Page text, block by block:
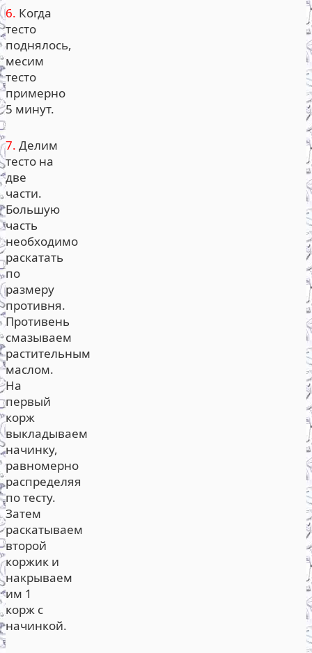
6. Когда
тесто
поднялось,
месим
тесто
примерно
5 минут.
7. Делим
тесто на
две
части.
Большую
часть
необходимо
раскатать
по
размеру
противня.
Противень
смазываем
растительным
маслом.
На
первый
корж
выкладываем
начинку,
равномерно
распределяя
по тесту.
Затем
раскатываем
второй
коржик и
накрываем
им 1
корж с
начинкой.